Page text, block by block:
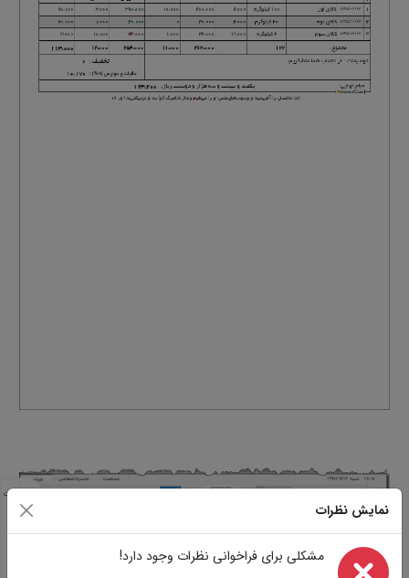
مشخصات
مشابه
نمایش نظرات
مشکلی برای فراخوانی نظرات وجود دارد!